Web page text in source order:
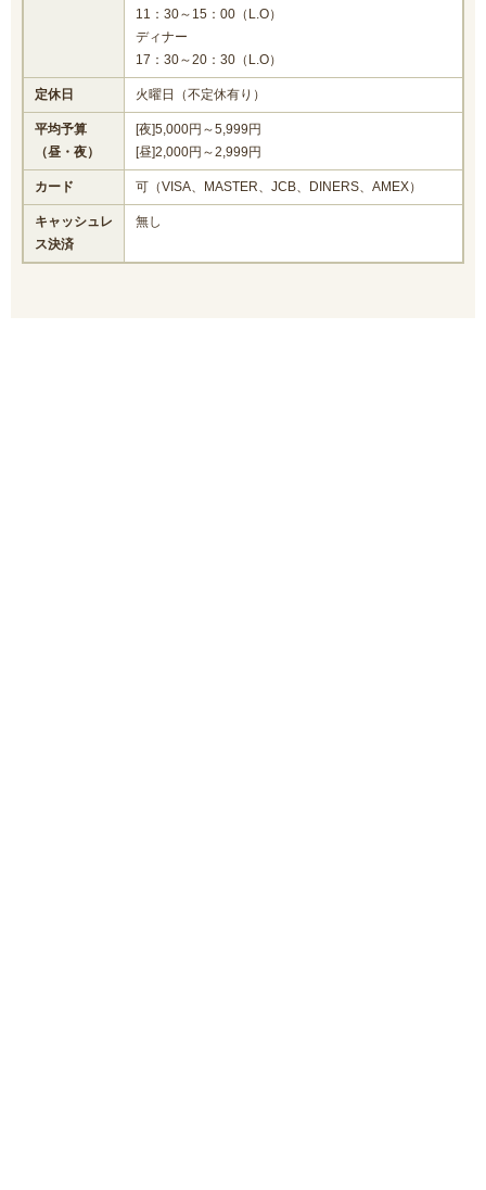
11：30～15：00（L.O）
ディナー
17：30～20：30（L.O）
定休日 火曜日（不定休有り）
平均予算
（昼・夜）
[夜]5,000円～5,999円
[昼]2,000円～2,999円
カード 可（VISA、MASTER、JCB、DINERS、AMEX）
キャッシュレ
ス決済
無し